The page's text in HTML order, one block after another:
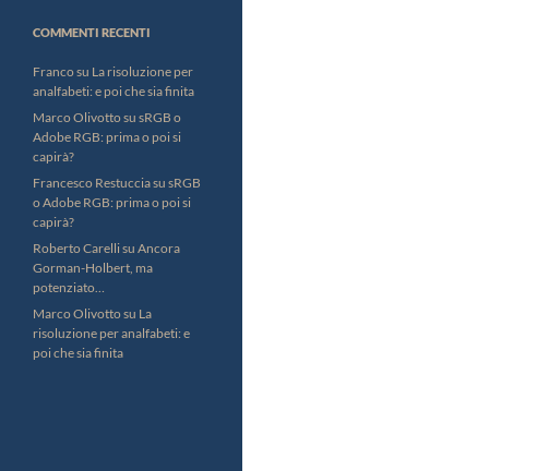
COMMENTI RECENTI
Francosu La risoluzione per
analfabeti: e poi che sia finita
Marco Olivottosu sRGB o
Adobe RGB: prima o poi si
capirà?
Francesco Restucciasu sRGB
o Adobe RGB: prima o poi si
capirà?
Roberto Carellisu Ancora
Gorman-Holbert, ma
potenziato…
Marco Olivottosu La
risoluzione per analfabeti: e
poi che sia finita